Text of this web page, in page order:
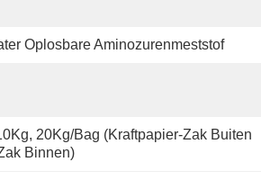
Oplosbare Aminozurenmeststof
20Kg/Bag (Kraftpapier-Zak Buiten
Binnen)